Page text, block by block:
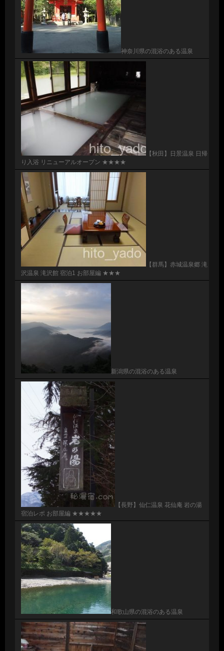
神奈川県の混浴のある温泉
【秋田】日景温泉 日帰
り入浴 リニューアルオープン ★★★★
【群馬】赤城温泉郷 滝
沢温泉 滝沢館 宿泊1 お部屋編 ★★★
新潟県の混浴のある温泉
【長野】仙仁温泉 花仙庵 岩の湯
宿泊レポ お部屋編 ★★★★★
和歌山県の混浴のある温泉